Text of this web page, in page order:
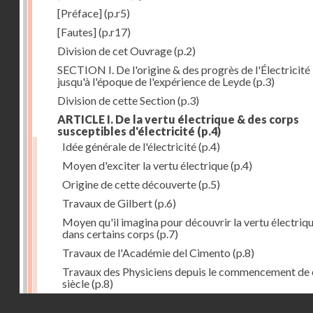
[Préface](p.r5)
[Fautes](p.r17)
Division de cet Ouvrage(p.2)
SECTION I. De l'origine & des progrès de l'Électricité
jusqu'à l'époque de l'expérience de Leyde(p.3)
Division de cette Section(p.3)
ARTICLE I. De la vertu électrique & des corps
susceptibles d'électricité (p.4)
Idée générale de l'électricité(p.4)
Moyen d'exciter la vertu électrique(p.4)
Origine de cette découverte(p.5)
Travaux de Gilbert(p.6)
Moyen qu'il imagina pour découvrir la vertu
dans certains corps (p.7)
Travaux de l'Académie del Cimento (p.8)
Travaux des Physiciens depuis le commencement de
siècle(p.8)